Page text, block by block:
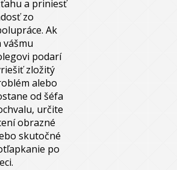
a priniesť
zo
Ak
vášmu
podarí
zložitý
alebo
od šéfa
určite
obrazné
skutočné
po